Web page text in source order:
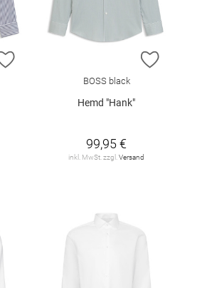
ZUR WUNSCHLISTE HINZUFÜGEN
ZUR
BOSS black
Hemd "Hank"
99,95 €
inkl. MwSt. zzgl. Versand